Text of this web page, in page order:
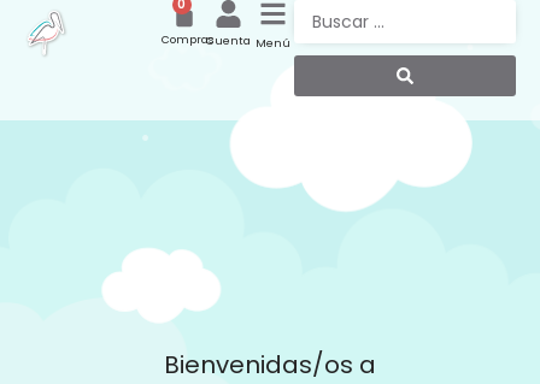
Menú
Cuenta
0
Compras
Bienvenidas/os a